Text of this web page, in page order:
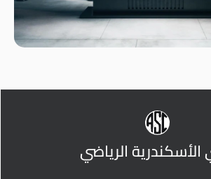
الأسكندرية الرياضي